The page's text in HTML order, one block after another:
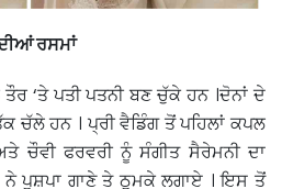
ਰਸਮਾਂ
‘ਤੇ ਪਤੀ ਪਤਨੀ ਬਣ ਚੁੱਕੇ ਹਨ ।ਦੋਨਾਂ ਦੇ
ਚੱਲੇ ਹਨ । ਪ੍ਰੀ ਵੈਡਿੰਗ ਤੋਂ ਪਹਿਲਾਂ ਕਪਲ
ਚੌਵੀ ਫਰਵਰੀ ਨੂੰ ਸੰਗੀਤ ਸੈਰੇਮਨੀ ਦਾ
ਪੁਸ਼ਪਾ ਗਾਣੇ ਤੇ ਠੁਮਕੇ ਲਗਾਏ । ਇਸ ਤੋਂ